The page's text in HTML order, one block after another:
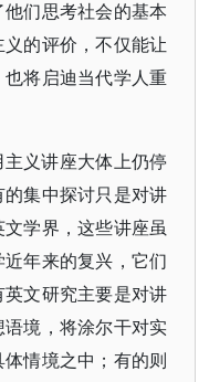
们思考社会的基本
的评价，不仅能让
将启迪当代学人重
义讲座大体上仍停
集中探讨只是对讲
学界，这些讲座虽
年来的复兴，它们
文研究主要是对讲
境，将涂尔干对实
情境之中；有的则